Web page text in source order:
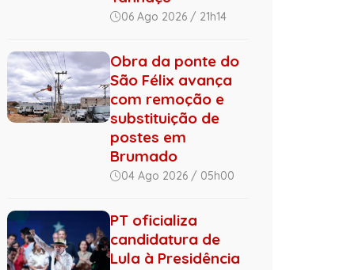
06 Ago 2026 / 21h14
Obra da ponte do
São Félix avança
com remoção e
substituição de
postes em
Brumado
04 Ago 2026 / 05h00
PT oficializa
candidatura de
Lula à Presidência